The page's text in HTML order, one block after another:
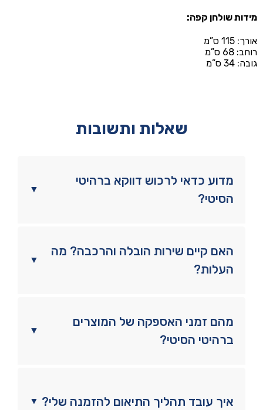
מידות שולחן קפה:
אורך: 115 ס”מ
רוחב: 68 ס”מ
גובה: 34 ס”מ
שאלות ותשובות
▼
מדוע כדאי לרכוש דווקא ברהיטי
הסיטי?
▼
האם קיים שירות הובלה והרכבה? מה
העלות?
▼
מהם זמני האספקה של המוצרים
ברהיטי הסיטי?
▼ איך עובד תהליך התיאום להזמנה שלי?